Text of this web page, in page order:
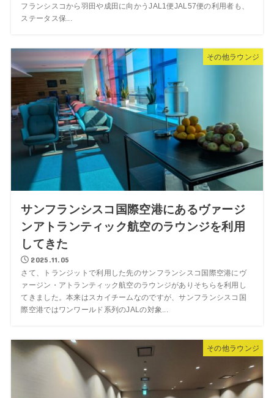
フランシスコから羽田や成田に向かうJAL1便JAL57便の利用者も、
ステータス保...
その他ラウンジ
サンフランシスコ国際空港にあるヴァージ
ンアトランティック航空のラウンジを利用
してきた
2025.11.05
さて、トランジットで利用した先のサンフランシスコ国際空港にヴ
ァージン・アトランティック航空のラウンジがありそちらを利用し
てきました。本来はスカイチームなのですが、サンフランシスコ国
際空港ではワンワールド系列のJALの対象...
その他ラウンジ